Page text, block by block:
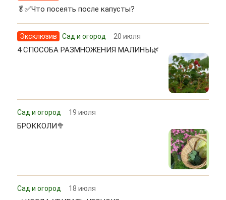
🥬✅Что посеять после капусты?
Эксклюзив Сад и огород 20 июля
4 СПОСОБА РАЗМНОЖЕНИЯ МАЛИНЫ🌿
Сад и огород 19 июля
БРОККОЛИ🥦
Сад и огород 18 июля